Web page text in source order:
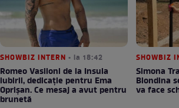
SHOWBIZ INTERN • la 18:42
Romeo Vasiloni de la Insula
iubirii, dedicație pentru Ema
Oprișan. Ce mesaj a avut pentru
brunetă
SHOWBIZ
Simona
Blondina
va face